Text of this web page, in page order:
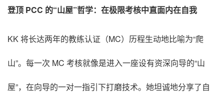
登顶 PCC 的“山屋”哲学：在极限考核中直面内在自我
KK 将长达两年的教练认证（MC）历程生动地比喻为“爬
山”。每一次 MC 考核就像是进入一座设有资深向导的“山
屋”，在向导的一对一指引下打磨技术。她坦诚地分享了自